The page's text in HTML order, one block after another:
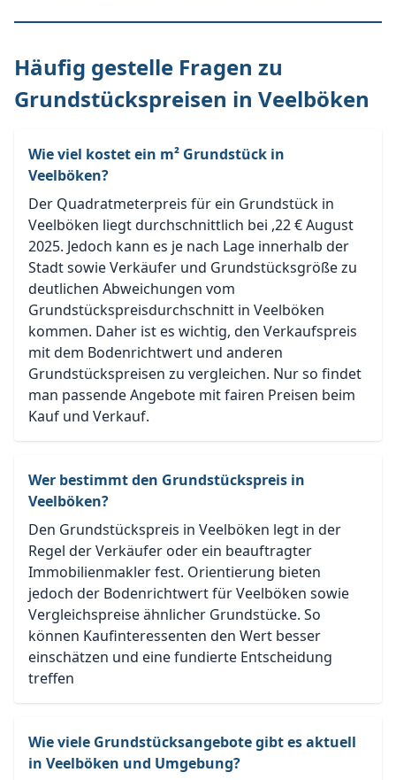
Häufig gestelle Fragen zu
Grundstückspreisen in Veelböken
Wie viel kostet ein m² Grundstück in
Veelböken?
Der Quadratmeterpreis für ein Grundstück in
Veelböken liegt durchschnittlich bei ,22 € August
2025. Jedoch kann es je nach Lage innerhalb der
Stadt sowie Verkäufer und Grundstücksgröße zu
deutlichen Abweichungen vom
Grundstückspreisdurchschnitt in Veelböken
kommen. Daher ist es wichtig, den Verkaufspreis
mit dem Bodenrichtwert und anderen
Grundstückspreisen zu vergleichen. Nur so findet
man passende Angebote mit fairen Preisen beim
Kauf und Verkauf.
Wer bestimmt den Grundstückspreis in
Veelböken?
Den Grundstückspreis in Veelböken legt in der
Regel der Verkäufer oder ein beauftragter
Immobilienmakler fest. Orientierung bieten
jedoch der Bodenrichtwert für Veelböken sowie
Vergleichspreise ähnlicher Grundstücke. So
können Kaufinteressenten den Wert besser
einschätzen und eine fundierte Entscheidung
treffen
Wie viele Grundstücksangebote gibt es aktuell
in Veelböken und Umgebung?